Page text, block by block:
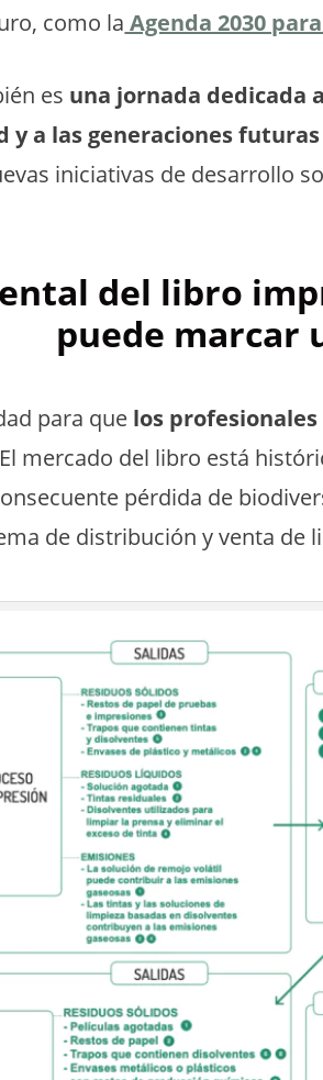
como la Agenda 2030
es una jornada dedicada
y a las generaciones futuras
iniciativas de desarrollo
del libro
puede marcar
para que los
mercado del libro está
pérdida de
de distribución y venta de